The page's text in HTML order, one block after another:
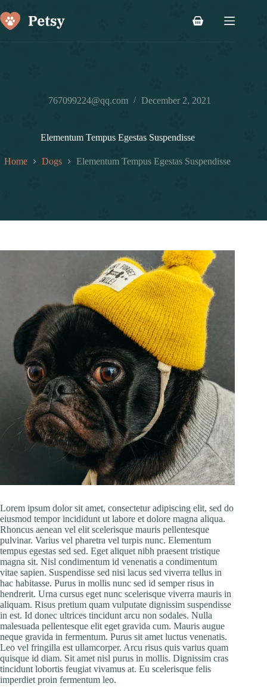
to
content
Shopping
767099224@qq.com December 2, 2021
Elementum Tempus Egestas Suspendisse
Home Dogs Elementum Tempus Egestas Suspendisse
Lorem ipsum dolor sit amet, consectetur adipiscing elit, sed do
eiusmod tempor incididunt ut labore et dolore magna aliqua.
Rhoncus aenean vel elit scelerisque mauris pellentesque
pulvinar. Varius vel pharetra vel turpis nunc. Elementum
tempus egestas sed sed. Eget aliquet nibh praesent tristique
magna sit. Nisl condimentum id venenatis a condimentum
vitae sapien. Suspendisse sed nisi lacus sed viverra tellus in
hac habitasse. Purus in mollis nunc sed id semper risus in
hendrerit. Urna cursus eget nunc scelerisque viverra mauris in
aliquam. Risus pretium quam vulputate dignissim suspendisse
in est. Id donec ultrices tincidunt arcu non sodales. Nulla
malesuada pellentesque elit eget gravida cum. Mauris augue
neque gravida in fermentum. Purus sit amet luctus venenatis.
Leo vel fringilla est ullamcorper. Arcu risus quis varius quam
quisque id diam. Sit amet nisl purus in mollis. Dignissim cras
tincidunt lobortis feugiat vivamus at. Eu scelerisque felis
imperdiet proin fermentum leo.